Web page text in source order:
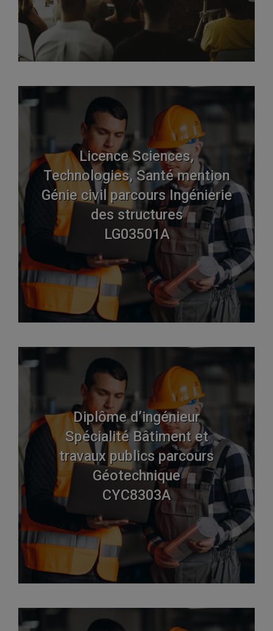
Licence Sciences,
Technologies, Santé mention
Génie civil parcours Ingénierie
des structures
LG03501A
Diplôme d’ingénieur
Spécialité Bâtiment et
travaux publics parcours
Géotechnique
CYC8303A